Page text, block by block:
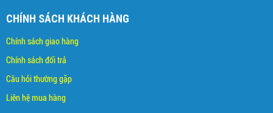
CHÍNH SÁCH KHÁCH HÀNG
Chính sách giao hàng
Chính sách đổi trả
Câu hỏi thường gặp
Liên hệ mua hàng